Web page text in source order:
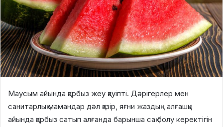
Маусым айында қарбыз жеу қауіпті. Дәрігерлер мен
санитарлық мамандар дәл қазір, яғни жаздың алғашқы
айында қарбыз сатып алғанда барынша сақ болу керектігін